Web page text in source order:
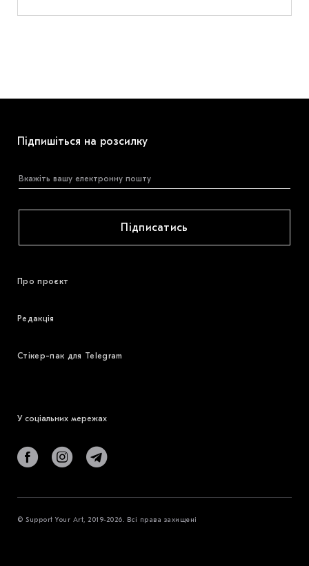
Підпишіться на розсилку
Підписатись
Про проєкт
Редакція
Стікер-пак для Telegram
У соціальних мережах
© Support Your Art, 2019-2026. Всі права захищені